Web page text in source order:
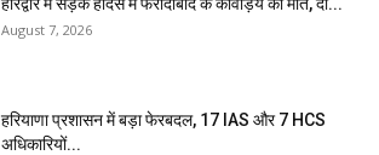
August 7, 2026
हरियाणा प्रशासन में बड़ा फेरबदल, 17 IAS और 7 HCS
अधिकारियों...